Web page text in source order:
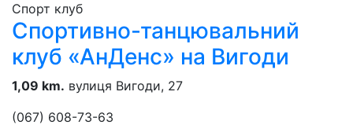
Спорт клуб
Спортивно-танцювальний
клуб «АнДенс» на Вигоди
1,09 km. вулиця Вигоди, 27
(067) 608-73-63